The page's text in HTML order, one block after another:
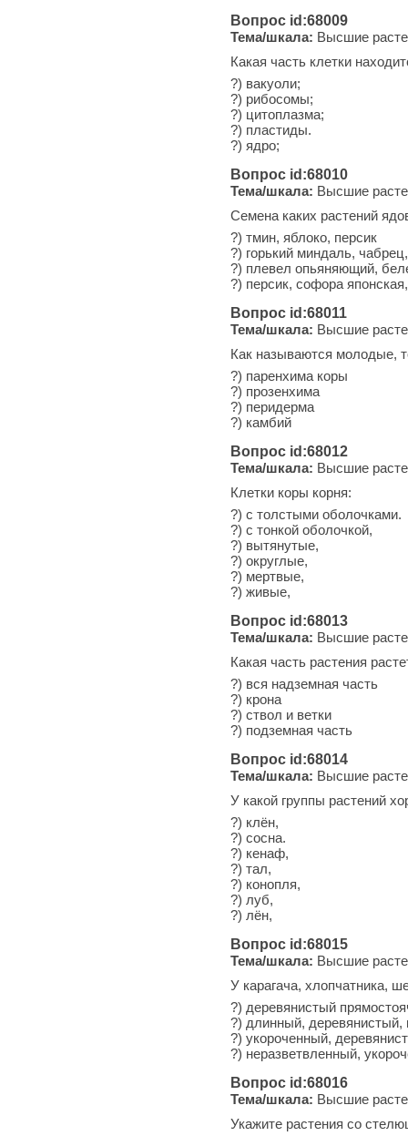
Вопрос id:68009
Тема/шкала: Высшие
Какая часть клетки
?) вакуоли;
?) рибосомы;
?) цитоплазма;
?) пластиды.
?) ядро;
Вопрос id:68010
Тема/шкала: Высшие
Семена каких растений
?) тмин, яблоко, персик
?) горький миндаль,
?) плевел опьяняющий,
?) персик, софора
Вопрос id:68011
Тема/шкала: Высшие
Как называются молодые,
?) паренхима коры
?) прозенхима
?) перидерма
?) камбий
Вопрос id:68012
Тема/шкала: Высшие
Клетки коры корня:
?) с толстыми оболочками.
?) с тонкой оболочкой,
?) вытянутые,
?) округлые,
?) мертвые,
?) живые,
Вопрос id:68013
Тема/шкала: Высшие
Какая часть растения
?) вся надземная часть
?) крона
?) ствол и ветки
?) подземная часть
Вопрос id:68014
Тема/шкала: Высшие
У какой группы растений
?) клён,
?) сосна.
?) кенаф,
?) тал,
?) конопля,
?) луб,
?) лён,
Вопрос id:68015
Тема/шкала: Высшие
У карагача, хлопчатника,
?) деревянистый
?) длинный, деревянистый,
?) укороченный,
?) неразветвленный,
Вопрос id:68016
Тема/шкала: Высшие
Укажите растения со